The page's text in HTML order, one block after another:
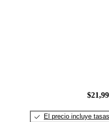
El precio incluye tasas